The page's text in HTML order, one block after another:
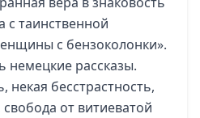
с таинственной
с бензоколонки».
немецкие рассказы.
некая бесстрастность,
от витиеватой